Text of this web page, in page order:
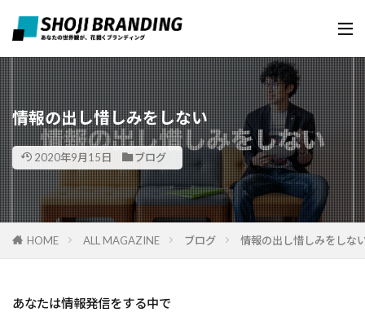
情報の出し惜しみをしない
2020年9月15日 ブログ
HOME ALL MAGAZINE ブログ 情報の出し惜しみをしな
あなたは情報発信をする中で